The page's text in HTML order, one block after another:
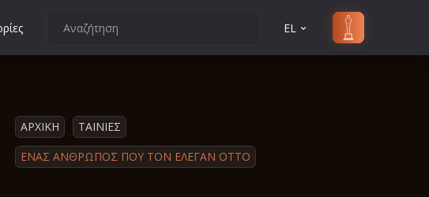
EL
ΑΡΧΙΚΗ
ΤΑΙΝΙΕΣ
ΕΝΑΣ ΆΝΘΡΩΠΟΣ ΠΟΥ ΤΟΝ ΕΛΕΓΑΝ ΟΤΤΟ